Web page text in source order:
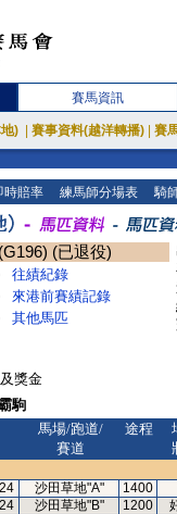
賽馬資訊
) 賽事資料(越洋轉播) 賽
時賠率 練馬師分場表 騎
(已退役)
往績紀錄
來港前賽績記錄
其他馬匹
獎金
駒
馬場/跑道/
賽道
途程
沙田草地"A" 1400
沙田草地"B" 1200